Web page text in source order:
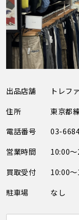
出品店舗
トレフ
住所
東京都
電話番号
03-
営業時間
10:00
買取受付
10:00
駐車場
なし